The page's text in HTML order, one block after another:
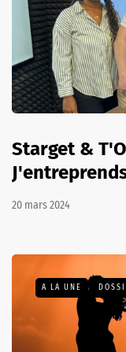
Starget &
20 mars 2024
A LA UNE